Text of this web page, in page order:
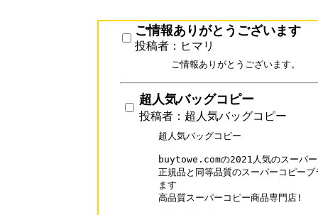
ご情報ありがとうございます
投稿者：ヒマリ
ご情報ありがとうございます。
超人気バッグコピー
投稿者：超人気バッグコピー
超人気バッグコピー
buytowe.comの2021人気のスーパ
正規品と同等品質のスーパーコピー
ます
高品質スーパーコピー商品専門店!